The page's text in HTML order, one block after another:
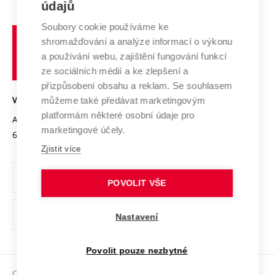
Systém zajišťování kvality výzkumu
Výzkumné infrastruktury
Transfer znalostí
Open Science
Projekty
Projekty ze strukturálních fondů
Specifický výzkum
Zahraniční spolupráce
Spolupráce se školami
Služby univerzity
Mezinárodní dohody
Univerzitní sítě
Profil univerzity
Udržitelná univerzita
Podnikavá univerzita / ContriBUTe
Bezpečná univerzita
Vyznamenání
Organizační struktura
Ochrana osobních údajů
odkaz)
učení
technické
VYSOKÉ UČENÍ TECHNICKÉ V BRNĚ
Antonínská 548/1
602 00 Brno
www.vut.cz
vut@vutbr.cz
Copyright © 2026 VUT
údajů
Soubory cookie používáme ke
shromažďování a analýze informací o výkonu
a používání webu, zajištění fungování funkcí
ze sociálních médií a ke zlepšení a
přizpůsobení obsahu a reklam. Se souhlasem
můžeme také předávat marketingovým
platformám některé osobní údaje pro
marketingové účely.
Zjistit více
POVOLIT VŠE
Nastavení
Povolit pouze nezbytné